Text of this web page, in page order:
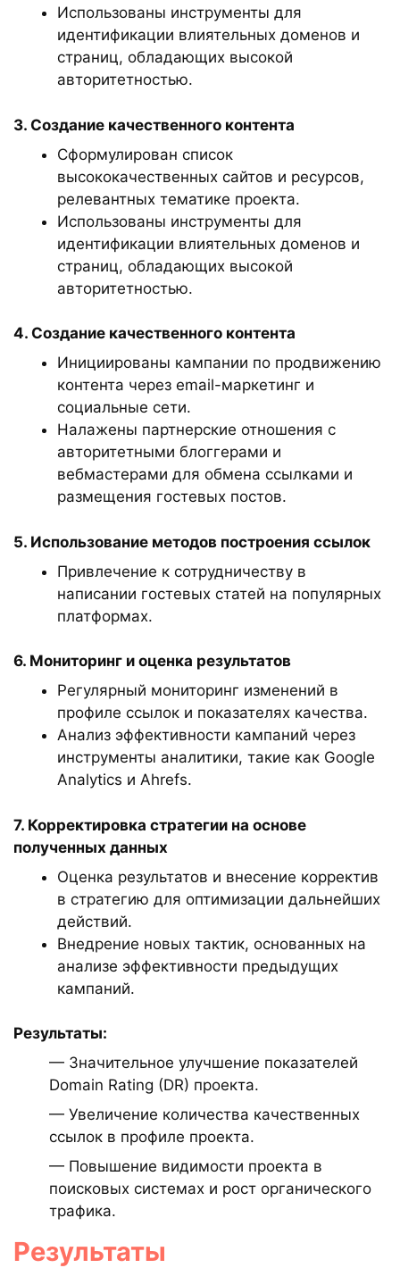
Использованы инструменты для
идентификации влиятельных доменов и
страниц, обладающих высокой
авторитетностью.
3. Создание качественного контента
Сформулирован список
высококачественных сайтов и ресурсов,
релевантных тематике проекта.
Использованы инструменты для
идентификации влиятельных доменов и
страниц, обладающих высокой
авторитетностью.
4. Создание качественного контента
Инициированы кампании по продвижению
контента через email-маркетинг и
социальные сети.
Налажены партнерские отношения с
авторитетными блоггерами и
вебмастерами для обмена ссылками и
размещения гостевых постов.
5. Использование методов построения ссылок
Привлечение к сотрудничеству в
написании гостевых статей на популярных
платформах.
6. Мониторинг и оценка результатов
Регулярный мониторинг изменений в
профиле ссылок и показателях качества.
Анализ эффективности кампаний через
инструменты аналитики, такие как Google
Analytics и Ahrefs.
7. Корректировка стратегии на основе
полученных данных
Оценка результатов и внесение корректив
в стратегию для оптимизации дальнейших
действий.
Внедрение новых тактик, основанных на
анализе эффективности предыдущих
кампаний.
Результаты:
— Значительное улучшение показателей
Domain Rating (DR) проекта.
— Увеличение количества качественных
ссылок в профиле проекта.
— Повышение видимости проекта в
поисковых системах и рост органического
трафика.
Результаты